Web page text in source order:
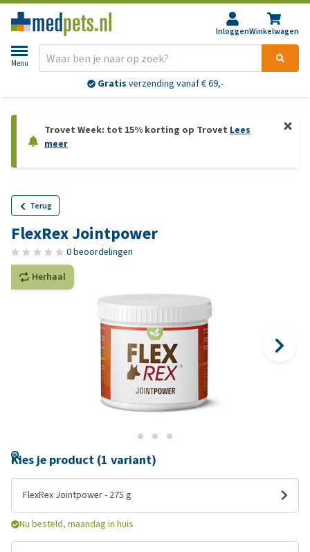
InloggenWinkelwagen
Menu
Gratis verzending vanaf € 69,-
Trovet Week: tot 15% korting op Trovet Lees
meer
Terug
FlexRex Jointpower
0 beoordelingen
Herhaal
Kies je product (1 variant)
FlexRex Jointpower - 275 g
Nu besteld, maandag in huis